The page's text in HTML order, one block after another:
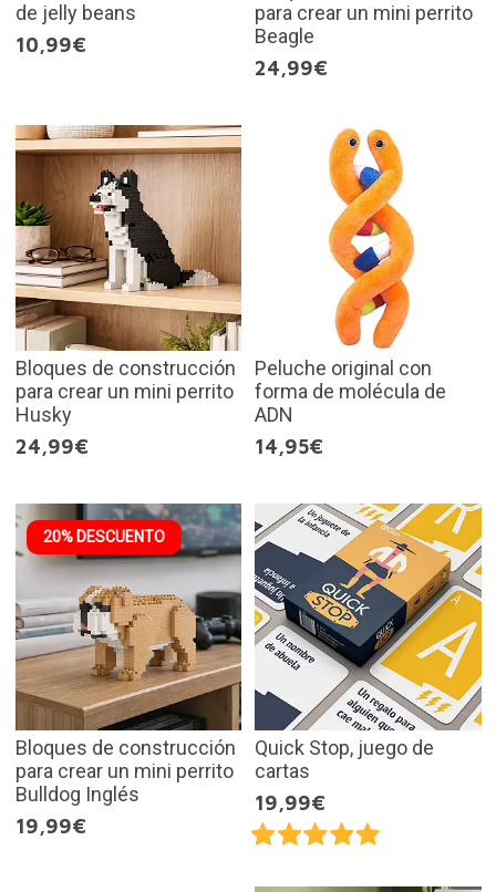
de jelly beans
10,99€
para crear un mini perrito
Beagle
24,99€
Bloques de construcción
para crear un mini perrito
Husky
24,99€
Peluche original con
forma de molécula de
ADN
14,95€
20% DESCUENTO
Bloques de construcción
para crear un mini perrito
Bulldog Inglés
19,99€
Quick Stop, juego de
cartas
19,99€